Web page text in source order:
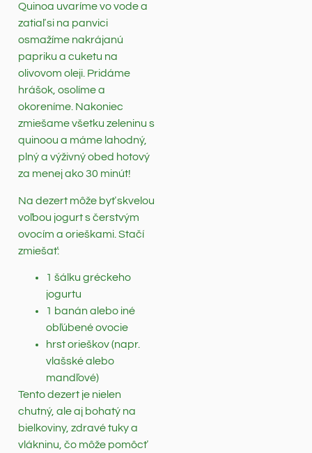
Quinoa uvaríme vo vode a
zatiaľ si na panvici
osmažíme nakrájanú
papriku a cuketu na
olivovom oleji. Pridáme
hrášok, osolíme a
okoreníme. Nakoniec
zmiešame všetku zeleninu s
quinoou a máme lahodný,
plný a výživný obed hotový
za menej ako 30 minút!
Na dezert môže byť skvelou
voľbou jogurt s čerstvým
ovocím a orieškami. Stačí
zmiešať:
1 šálku gréckeho
jogurtu
1 banán alebo iné
obľúbené ovocie
hrst orieškov (napr.
vlašské alebo
mandľové)
Tento dezert je nielen
chutný, ale aj bohatý na
bielkoviny, zdravé tuky a
vlákninu, čo môže pomôcť